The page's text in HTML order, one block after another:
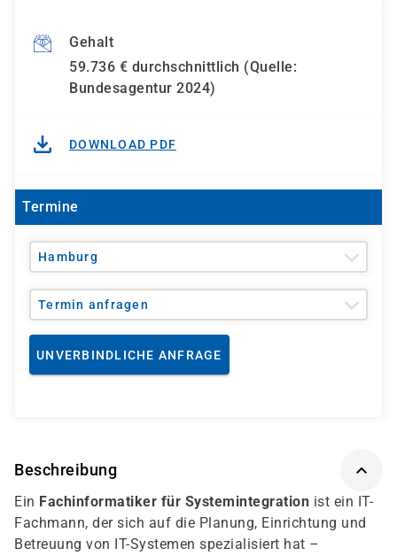
Gehalt
59.736 € durchschnittlich (Quelle:
Bundesagentur 2024)
DOWNLOAD PDF
Termine
Hamburg
Termin anfragen
UNVERBINDLICHE ANFRAGE
Beschreibung
Ein Fachinformatiker für Systemintegration ist ein IT-
Fachmann, der sich auf die Planung, Einrichtung und
Betreuung von IT-Systemen spezialisiert hat –